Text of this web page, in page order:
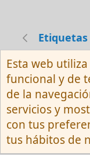
Etiquetas
Español
Contactarnos
Privacy policy
Community
2026
Esta web
funcional y de
de la
servicios y
con tus
tus hábitos de